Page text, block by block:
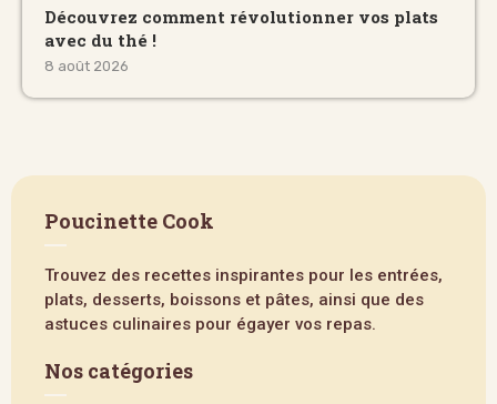
Découvrez comment révolutionner vos plats
avec du thé !
8 août 2026
Poucinette Cook
Trouvez des recettes inspirantes pour les entrées,
plats, desserts, boissons et pâtes, ainsi que des
astuces culinaires pour égayer vos repas.
Nos catégories